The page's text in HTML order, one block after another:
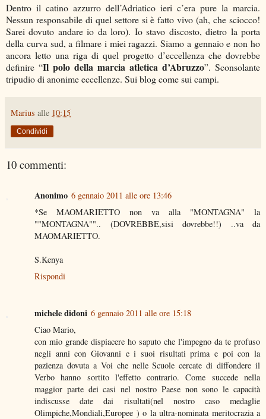
Dentro il catino azzurro dell’Adriatico ieri c’era pure la marcia.
Nessun responsabile di quel settore si è fatto vivo (ah, che sciocco!
Sarei dovuto andare io da loro). Io stavo discosto, dietro la porta
della curva sud, a filmare i miei ragazzi. Siamo a gennaio e non ho
ancora letto una riga di quel progetto d’eccellenza che dovrebbe
definire “Il polo della marcia atletica d’Abruzzo”. Sconsolante
tripudio di anonime eccellenze. Sui blog come sui campi.
Marius alle 10:15
Condividi
10 commenti:
Anonimo 6 gennaio 2011 alle ore 13:46
*Se MAOMARIETTO non va alla "MONTAGNA" la
""MONTAGNA"".. (DOVREBBE,sisi dovrebbe!!) ..va da
MAOMARIETTO.
S.Kenya
Rispondi
michele didoni 6 gennaio 2011 alle ore 15:18
Ciao Mario,
con mio grande dispiacere ho saputo che l'impegno da te profuso
negli anni con Giovanni e i suoi risultati prima e poi con la
pazienza dovuta a Voi che nelle Scuole cercate di diffondere il
Verbo hanno sortito l'effetto contrario. Come succede nella
maggior parte dei casi nel nostro Paese non sono le capacità
indiscusse date dai risultati(nel nostro caso medaglie
Olimpiche,Mondiali,Europee ) o la ultra-nominata meritocrazia a